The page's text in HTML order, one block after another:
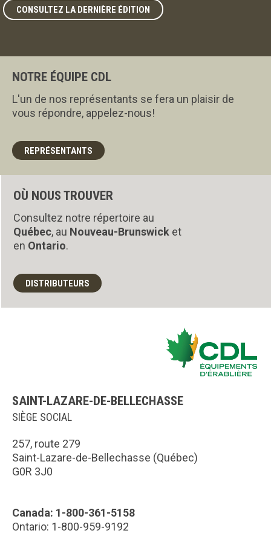
CONSULTEZ LA DERNIÈRE ÉDITION
NOTRE ÉQUIPE CDL
L'un de nos représentants se fera un plaisir de
vous répondre, appelez-nous!
REPRÉSENTANTS
OÙ NOUS TROUVER
Consultez notre répertoire au
Québec, au Nouveau-Brunswick et
en Ontario.
DISTRIBUTEURS
SAINT-LAZARE-DE-BELLECHASSE
SIÈGE SOCIAL
257, route 279
Saint-Lazare-de-Bellechasse (Québec)
G0R 3J0
Canada: 1-800-361-5158
Ontario: 1-800-959-9192